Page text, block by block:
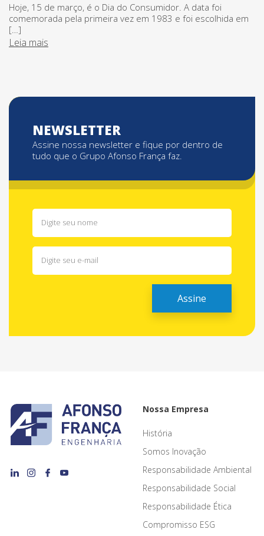
Hoje, 15 de março, é o Dia do Consumidor. A data foi
comemorada pela primeira vez em 1983 e foi escolhida em
[…]
Leia mais
NEWSLETTER
Assine nossa newsletter e fique por dentro de
tudo que o Grupo Afonso França faz.
Nossa Empresa
História
Somos Inovação
Responsabilidade Ambiental
Responsabilidade Social
Responsabilidade Ética
Compromisso ESG